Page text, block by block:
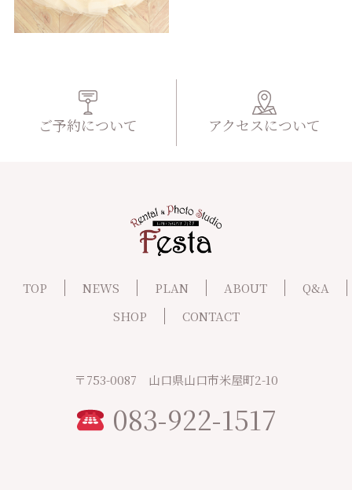
ご予約について アクセスについて
TOP NEWS PLAN ABOUT
Q&A
SHOP
CONTACT
〒753-0087 山口県山口市米屋町2-10
083-922-1517